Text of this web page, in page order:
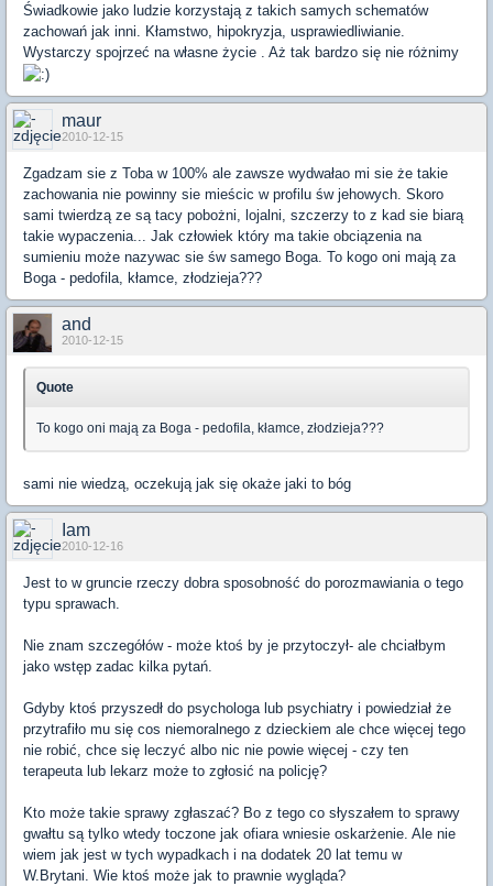
Świadkowie jako ludzie korzystają z takich samych schematów
zachowań jak inni. Kłamstwo, hipokryzja, usprawiedliwianie.
Wystarczy spojrzeć na własne życie . Aż tak bardzo się nie różnimy
maur
2010-12-15
Zgadzam sie z Toba w 100% ale zawsze wydwałao mi sie że takie
zachowania nie powinny sie mieścic w profilu św jehowych. Skoro
sami twierdzą ze są tacy pobożni, lojalni, szczerzy to z kad sie biarą
takie wypaczenia... Jak człowiek który ma takie obciązenia na
sumieniu może nazywac sie św samego Boga. To kogo oni mają za
Boga - pedofila, kłamce, złodzieja???
and
2010-12-15
Quote
To kogo oni mają za Boga - pedofila, kłamce, złodzieja???
sami nie wiedzą, oczekują jak się okaże jaki to bóg
Iam
2010-12-16
Jest to w gruncie rzeczy dobra sposobność do porozmawiania o tego
typu sprawach.
Nie znam szczegółów - może ktoś by je przytoczył- ale chciałbym
jako wstęp zadac kilka pytań.
Gdyby ktoś przyszedł do psychologa lub psychiatry i powiedział że
przytrafiło mu się cos niemoralnego z dzieckiem ale chce więcej tego
nie robić, chce się leczyć albo nic nie powie więcej - czy ten
terapeuta lub lekarz może to zgłosić na policję?
Kto może takie sprawy zgłaszać? Bo z tego co słyszałem to sprawy
gwałtu są tylko wtedy toczone jak ofiara wniesie oskarżenie. Ale nie
wiem jak jest w tych wypadkach i na dodatek 20 lat temu w
W.Brytani. Wie ktoś może jak to prawnie wygląda?